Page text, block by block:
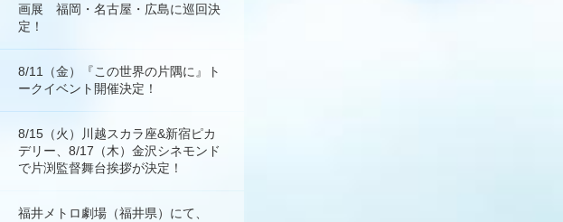
画展 福岡・名古屋・広島に巡回決
定！
8/11（金）『この世界の片隅に』ト
ークイベント開催決定！
8/15（火）川越スカラ座&新宿ピカ
デリー、8/17（木）金沢シネモンド
で片渕監督舞台挨拶が決定！
福井メトロ劇場（福井県）にて、